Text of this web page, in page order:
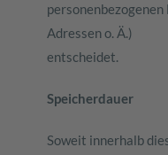
Adressen o. Ä.)
entscheidet.
Speicherdauer
Soweit innerhalb